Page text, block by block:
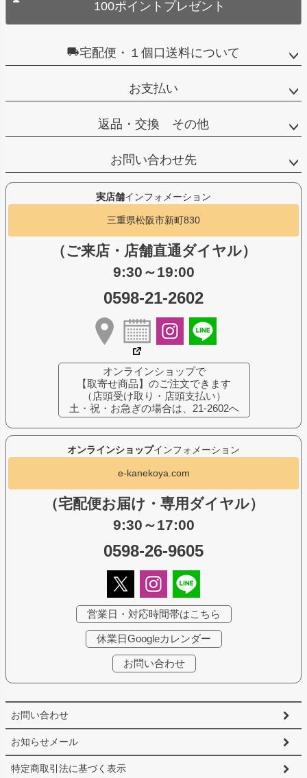
100ポイントプレゼント
宅配便・１個口送料について
お支払い
返品・交換 その他
お問い合わせ先
お問い合わせ
お知らせメール
特定商取引法に基づく表示
オンラインショップインフォメーション
e-kanekoya.com
（宅配便お届け・専用ダイヤル）
9:30～17:00
0598-26-9605
営業日・対応時間帯はこちら
休業日Googleカレンダー
お問い合わせ
実店舗インフォメーション
三重県松阪市新町830
（ご来店・店舗直通ダイヤル）
9:30～19:00
0598-21-2602
オンラインショップで
【取寄せ商品】のご注文できます
（店頭受け取り・店頭支払い）
土・祝・お急ぎの場合は、21-2602へ